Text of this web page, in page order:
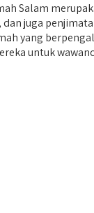
Salam
juga
yang
untuk